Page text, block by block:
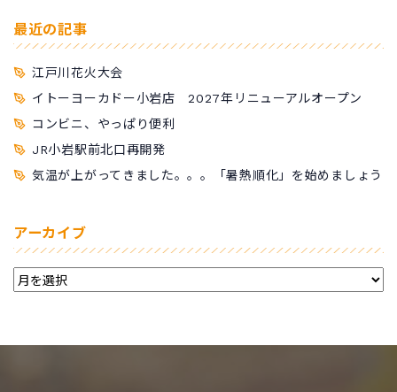
最近の記事
江戸川花火大会
イトーヨーカドー小岩店 2027年リニューアルオープン
コンビニ、やっぱり便利
JR小岩駅前北口再開発
気温が上がってきました。。。「暑熱順化」を始めましょう
アーカイブ